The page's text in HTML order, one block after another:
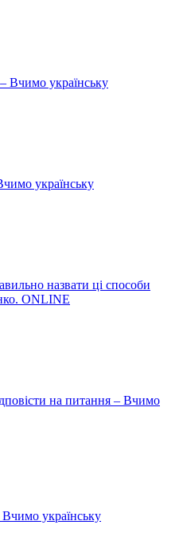
Вчимо українську
українську
назвати ці способи
ONLINE
на питання – Вчимо
Вчимо українську